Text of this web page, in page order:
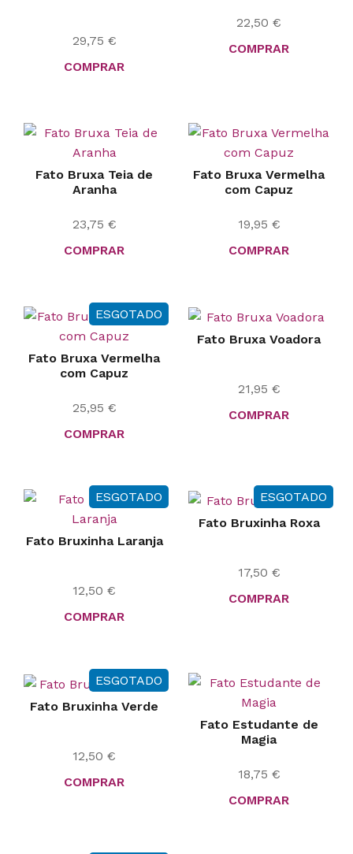
29,75 €
COMPRAR
22,50 €
COMPRAR
Fato Bruxa Teia de
Aranha
23,75 €
COMPRAR
Fato Bruxa Vermelha
com Capuz
19,95 €
COMPRAR
ESGOTADO
Fato Bruxa Vermelha
com Capuz
25,95 €
COMPRAR
Fato Bruxa Voadora
21,95 €
COMPRAR
ESGOTADO
Fato Bruxinha Laranja
12,50 €
COMPRAR
ESGOTADO
Fato Bruxinha Roxa
17,50 €
COMPRAR
ESGOTADO
Fato Bruxinha Verde
12,50 €
COMPRAR
Fato Estudante de
Magia
18,75 €
COMPRAR